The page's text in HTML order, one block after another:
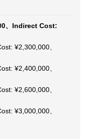
、Indirect Cost:
¥2,300,000、
¥2,400,000、
¥2,600,000、
¥3,000,000、